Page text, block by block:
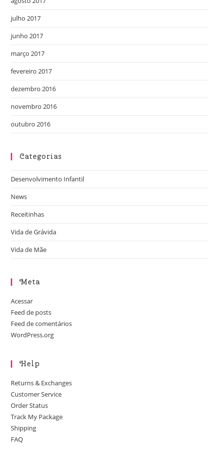
julho 2017
junho 2017
março 2017
fevereiro 2017
dezembro 2016
novembro 2016
outubro 2016
Categorias
Desenvolvimento Infantil
News
Receitinhas
Vida de Grávida
Vida de Mãe
Meta
Acessar
Feed de posts
Feed de comentários
WordPress.org
Help
Returns & Exchanges
Customer Service
Order Status
Track My Package
Shipping
FAQ